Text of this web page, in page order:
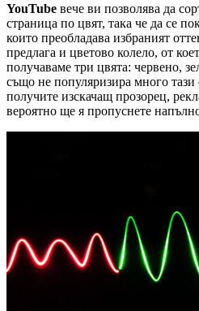
YouTube вече ви позволява да
страница по цвят, така че да се
които преобладава избраният
предлага и цветово колело, от
получаваме три цвята: червено,
също не популяризира много
получите изскачащ прозорец,
вероятно ще я пропуснете